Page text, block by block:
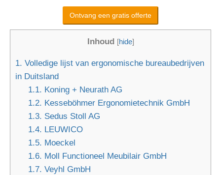
Ontvang een gratis offerte
Inhoud [hide]
1. Volledige lijst van ergonomische bureaubedrijven
in Duitsland
1.1. Koning + Neurath AG
1.2. Kesseböhmer Ergonomietechnik GmbH
1.3. Sedus Stoll AG
1.4. LEUWICO
1.5. Moeckel
1.6. Moll Functioneel Meubilair GmbH
1.7. Veyhl GmbH